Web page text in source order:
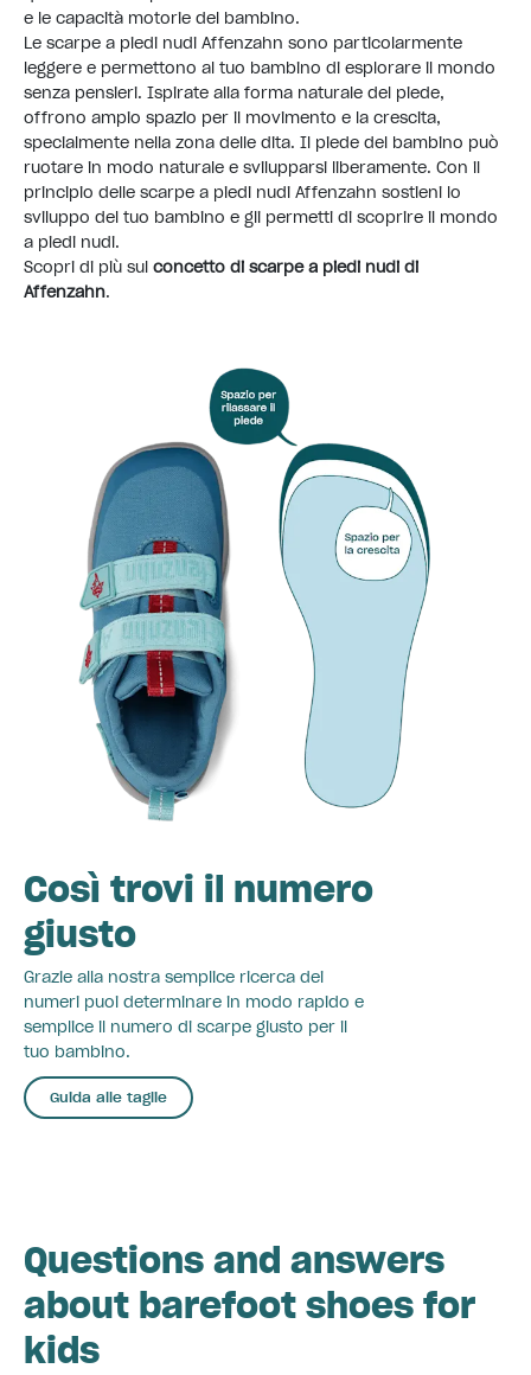
e le capacità motorie del bambino.
Le scarpe a piedi nudi Affenzahn sono particolarmente
leggere e permettono al tuo bambino di esplorare il mondo
senza pensieri. Ispirate alla forma naturale del piede,
offrono ampio spazio per il movimento e la crescita,
specialmente nella zona delle dita. Il piede del bambino può
ruotare in modo naturale e svilupparsi liberamente. Con il
principio delle scarpe a piedi nudi Affenzahn sostieni lo
sviluppo del tuo bambino e gli permetti di scoprire il mondo
a piedi nudi.
Scopri di più sul concetto di scarpe a piedi nudi di
Affenzahn.
Così trovi il numero
giusto
Grazie alla nostra semplice ricerca dei
numeri puoi determinare in modo rapido e
semplice il numero di scarpe giusto per il
tuo bambino.
Guida alle taglie
Questions and answers
about barefoot shoes for
kids